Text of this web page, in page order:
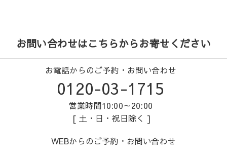
お問い合わせはこちらからお寄せください
お電話からのご予約・お問い合わせ
0120-03-1715
営業時間10:00～20:00
[ 土・日・祝日除く ]
WEBからのご予約・お問い合わせ